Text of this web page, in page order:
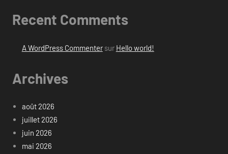
Recent Comments
A WordPress Commentersur Hello world!
Archives
août 2026
juillet 2026
juin 2026
mai 2026